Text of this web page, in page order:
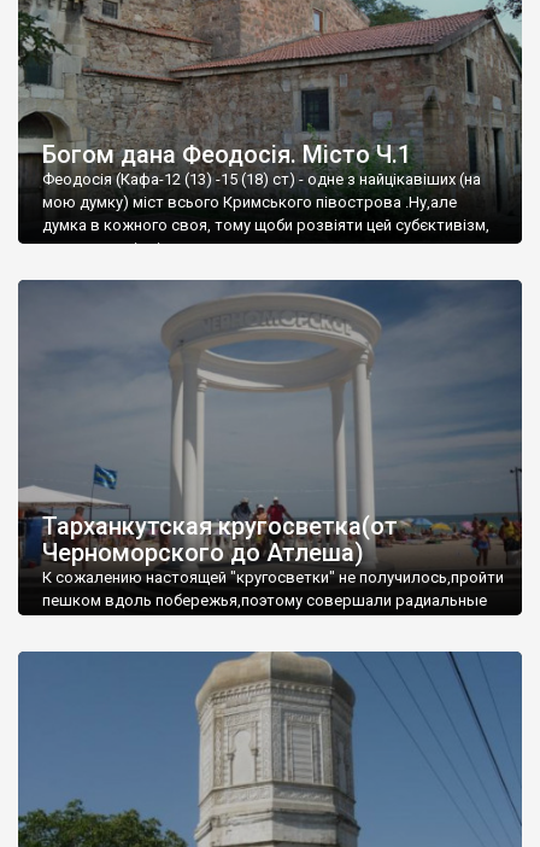
Богом дана Феодосія. Місто Ч.1
Феодосія (Кафа-12 (13) -15 (18) ст) - одне з найцікавіших (на
мою думку) міст всього Кримського півострова .Ну,але
думка в кожного своя, тому щоби розвіяти цей субєктивізм,
запрошую відвідати це
Тарханкутская кругосветка(от
Черноморского до Атлеша)
К сожалению настоящей "кругосветки" не получилось,пройти
пешком вдоль побережья,поэтому совершали радиальные